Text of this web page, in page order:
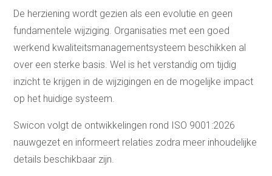
De herziening wordt gezien als een evolutie en geen
fundamentele wijziging. Organisaties met een goed
werkend kwaliteitsmanagementsysteem beschikken al
over een sterke basis. Wel is het verstandig om tijdig
inzicht te krijgen in de wijzigingen en de mogelijke impact
op het huidige systeem.
Swicon volgt de ontwikkelingen rond ISO 9001:2026
nauwgezet en informeert relaties zodra meer inhoudelijke
details beschikbaar zijn.